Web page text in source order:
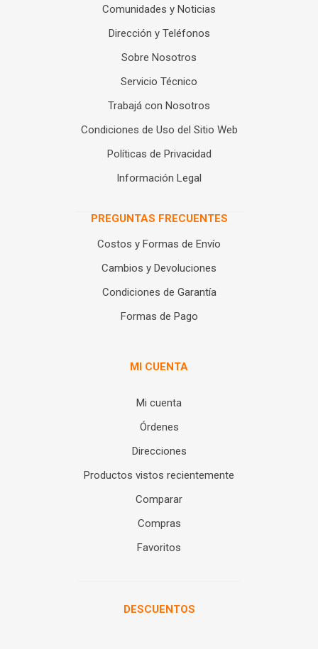
Comunidades y Noticias
Dirección y Teléfonos
Sobre Nosotros
Servicio Técnico
Trabajá con Nosotros
Condiciones de Uso del Sitio Web
Políticas de Privacidad
Información Legal
PREGUNTAS FRECUENTES
Costos y Formas de Envío
Cambios y Devoluciones
Condiciones de Garantía
Formas de Pago
MI CUENTA
Mi cuenta
Órdenes
Direcciones
Productos vistos recientemente
Comparar
Compras
Favoritos
DESCUENTOS